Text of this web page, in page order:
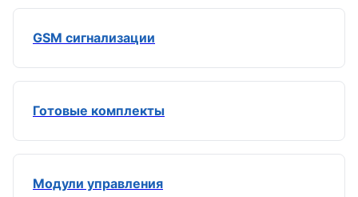
GSM сигнализации
Готовые комплекты
Модули управления